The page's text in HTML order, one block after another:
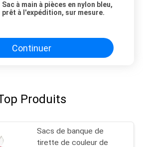
Sac à main à pièces en nylon bleu,
prêt à l'expédition, sur mesure.
Continuer
Produits
Sacs de banque de
tirette de couleur de